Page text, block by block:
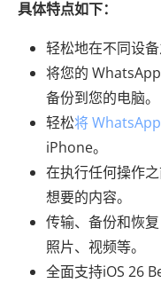
具体特点如下：
轻松地在不同设
将您的
备份到您的电脑。
轻松将
iPhone。
在执行任何操作
想要的内容。
传输、备份和恢
照片、视频等。
全面支持iOS 26